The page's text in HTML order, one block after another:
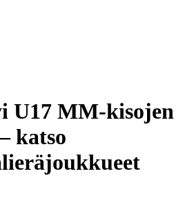
U17 MM-kisojen
katso